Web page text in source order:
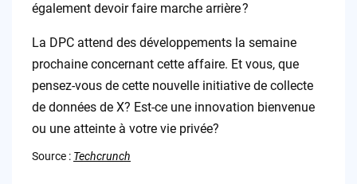
également devoir faire marche arrière ?
La DPC attend des développements la semaine
prochaine concernant cette affaire. Et vous, que
pensez-vous de cette nouvelle initiative de collecte
de données de X? Est-ce une innovation bienvenue
ou une atteinte à votre vie privée?
Source : Techcrunch